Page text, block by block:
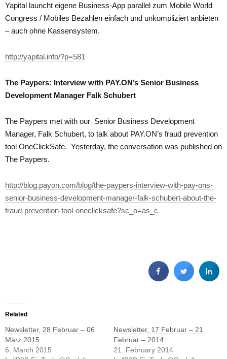
Yapital launcht eigene Business-App parallel zum Mobile World
Congress / Mobiles Bezahlen einfach und unkompliziert anbieten
– auch ohne Kassensystem.
http://yapital.info/?p=581
The Paypers: Interview with PAY.ON’s Senior Business
Development Manager Falk Schubert
The Paypers met with our Senior Business Development
Manager, Falk Schubert, to talk about PAY.ON’s fraud prevention
tool OneClickSafe. Yesterday, the conversation was published on
The Paypers.
http://blog.payon.com/blog/the-paypers-interview-with-pay-ons-
senior-business-development-manager-falk-schubert-about-the-
fraud-prevention-tool-oneclicksafe?sc_o=as_c
Related
Newsletter, 28 Februar – 06
März 2015
6. March 2015
Newsletter, 17 Februar – 21
Februar – 2014
21. February 2014